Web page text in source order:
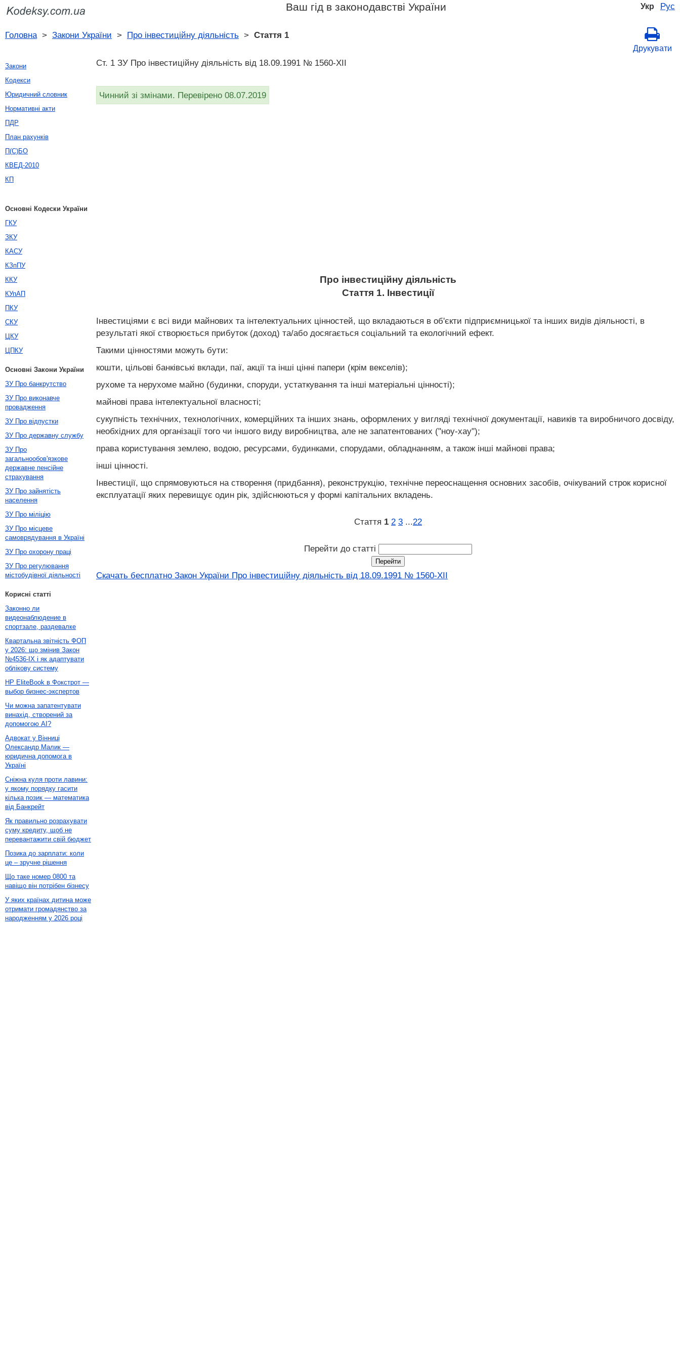
Укр Рус
Ваш гід в законодавстві України
Головна> Закони України > Про інвестиційну діяльність > Стаття 1
Друкувати
Ст. 1 ЗУ Про інвестиційну діяльність вiд 18.09.1991 № 1560-XII
Чинний зі змінами. Перевірено 08.07.2019
Про інвестиційну діяльність
Стаття 1. Інвестиції
Інвестиціями є всі види майнових та інтелектуальних цінностей, що вкладаються в об'єкти підприємницької та інших видів діяльності, в
результаті якої створюється прибуток (доход) та/або досягається соціальний та екологічний ефект.
Такими цінностями можуть бути:
кошти, цільові банківські вклади, паї, акції та інші цінні папери (крім векселів);
рухоме та нерухоме майно (будинки, споруди, устаткування та інші матеріальні цінності);
майнові права інтелектуальної власності;
сукупність технічних, технологічних, комерційних та інших знань, оформлених у вигляді технічної документації, навиків та виробничого досвіду,
необхідних для організації того чи іншого виду виробництва, але не запатентованих ("ноу-хау");
права користування землею, водою, ресурсами, будинками, спорудами, обладнанням, а також інші майнові права;
інші цінності.
Інвестиції, що спрямовуються на створення (придбання), реконструкцію, технічне переоснащення основних засобів, очікуваний строк корисної
експлуатації яких перевищує один рік, здійснюються у формі капітальних вкладень.
Стаття 1 2 3 ...22
Перейти до статті
Скачать бесплатно Закон України Про інвестиційну діяльність вiд 18.09.1991 № 1560-XII
Закони
Кодекси
Юридичний словник
Нормативні акти
ПДР
План рахунків
П(С)БО
КВЕД-2010
КП
Основні Кодески України
ГКУ
ЗКУ
КАСУ
КЗпПУ
ККУ
КУпАП
ПКУ
СКУ
ЦКУ
ЦПКУ
Основні Закони України
ЗУ Про банкрутство
ЗУ Про виконавче
провадження
ЗУ Про відпустки
ЗУ Про державну службу
ЗУ Про
загальнообов'язкове
державне пенсійне
страхування
ЗУ Про зайнятість
населення
ЗУ Про міліцію
ЗУ Про місцеве
самоврядування в Україні
ЗУ Про охорону праці
ЗУ Про регулювання
містобудівної діяльності
Корисні статті
Законно ли
видеонаблюдение в
спортзале, раздевалке
Квартальна звітність ФОП
у 2026: що змінив Закон
№4536-IX і як адаптувати
облікову систему
HP EliteBook в Фокстрот —
выбор бизнес-экспертов
Чи можна запатентувати
винахід, створений за
допомогою AI?
Адвокат у Вінниці
Олександр Малик —
юридична допомога в
Україні
Сніжна куля проти лавини:
у якому порядку гасити
кілька позик — математика
від Банкрейт
Як правильно розрахувати
суму кредиту, щоб не
перевантажити свій бюджет
Позика до зарплати: коли
це – зручне рішення
Що таке номер 0800 та
навіщо він потрібен бізнесу
У яких країнах дитина може
отримати громадянство за
народженням у 2026 році